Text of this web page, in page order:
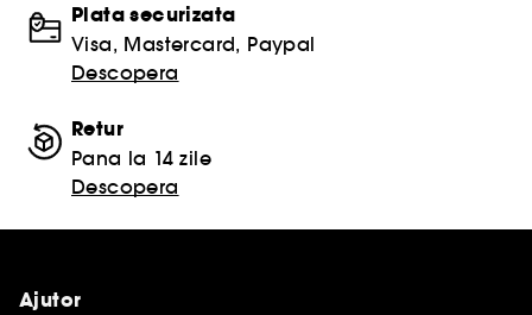
Plata securizata
Visa, Mastercard, Paypal
Descopera
Retur
Pana la 14 zile
Descopera
Ajutor